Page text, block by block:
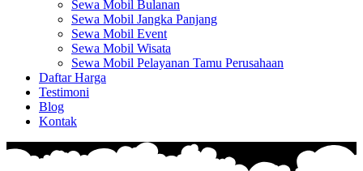
Sewa Mobil Bulanan
Sewa Mobil Jangka Panjang
Sewa Mobil Event
Sewa Mobil Wisata
Sewa Mobil Pelayanan Tamu Perusahaan
Daftar Harga
Testimoni
Blog
Kontak